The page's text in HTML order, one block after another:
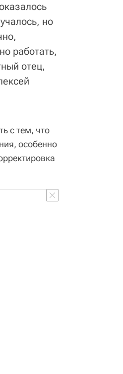
но
работать,
отец,
с тем, что
особенно